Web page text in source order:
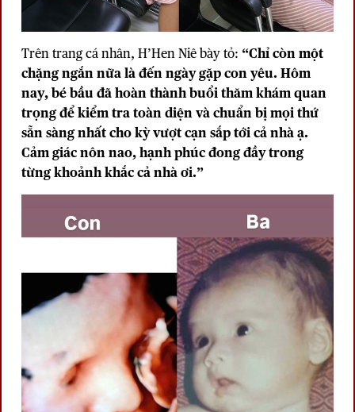
Trên trang cá nhân, H’Hen Niê bày tỏ: “Chỉ còn một
chặng ngắn nữa là đến ngày gặp con yêu. Hôm
nay, bé bầu đã hoàn thành buổi thăm khám quan
trọng để kiểm tra toàn diện và chuẩn bị mọi thứ
sẵn sàng nhất cho kỳ vượt cạn sắp tới cả nhà ạ.
Cảm giác nôn nao, hạnh phúc đong đầy trong
từng khoảnh khắc cả nhà ơi.”